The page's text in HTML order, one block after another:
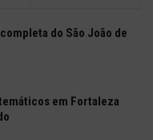
do São João de
em Fortaleza